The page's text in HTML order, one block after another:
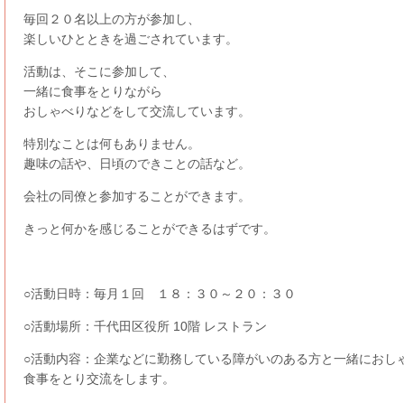
毎回２０名以上の方が参加し、
楽しいひとときを過ごされています。
活動は、そこに参加して、
一緒に食事をとりながら
おしゃべりなどをして交流しています。
特別なことは何もありません。
趣味の話や、日頃のできことの話など。
会社の同僚と参加することができます。
きっと何かを感じることができるはずです。
○活動日時：毎月１回 １８：３０～２０：３０
○活動場所：千代田区役所 10階 レストラン
○活動内容：企業などに勤務している障がいのある方と一緒におし
食事をとり交流をします。